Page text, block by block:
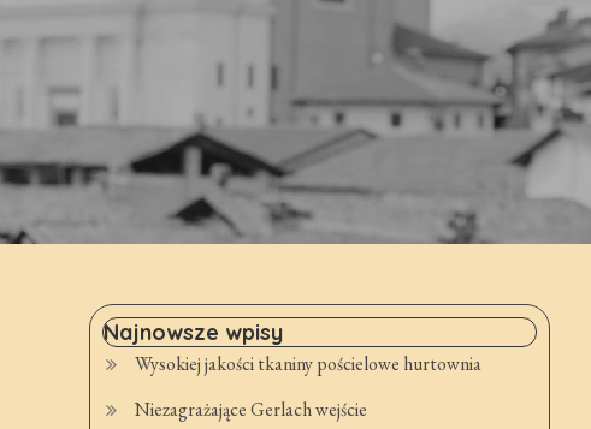
Najnowsze wpisy
Wysokiej jakości tkaniny pościelowe hurtownia
Niezagrażające Gerlach wejście